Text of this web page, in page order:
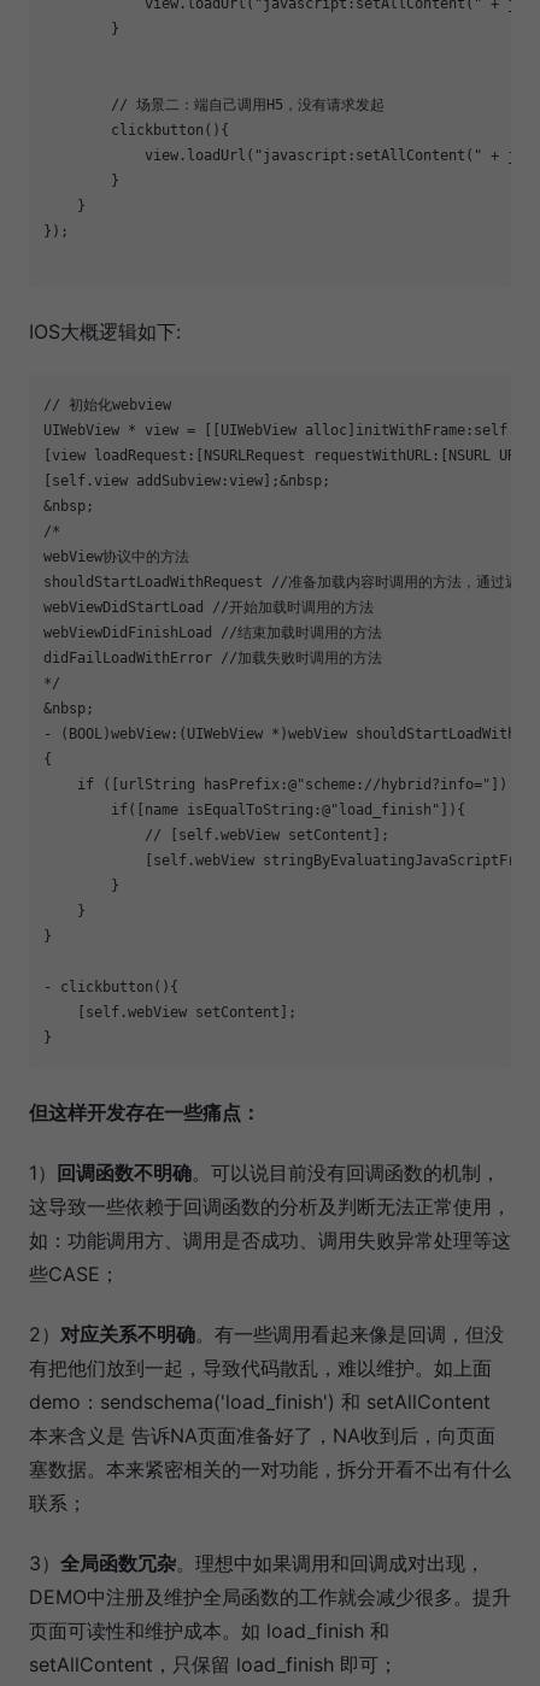
            view.loadUrl(
"javascript:setAllContent("
+
        }
        // 场景二：端自己调用H5，没有请求发起
clickbutton (){
            view.loadUrl(
"javascript:setAllContent("
+
        }
    }
});
IOS大概逻辑如下:
// 初始化webview
UIWebView * view = [[UIWebView
[view loadRequest:[NSURLRequest requestWithURL:[NSURL
[self.view addSubview:view];&nbsp;
&nbsp;
/*
webView协议中的方法
shouldStartLoadWithRequest //准备加载内容时调用的方法，通过返回
webViewDidStartLoad //开始加载时调用的方法
webViewDidFinishLoad //结束加载时调用的方法
didFailLoadWithError //加载失败时调用的方法
*/
&nbsp;
- (BOOL)webView:(UIWebView *)webView
{
if ([urlString hasPrefix:@"scheme://hybrid?info="
]) {
if ([name isEqualToString:@"load_finish"
]){
            // [self.webView
setContent];
[self.webView
        }
    }
}
- clickbutton (){
    [self.webView
setContent];
但这样开发存在一些痛点：
1） 回调函数不明确。可以说目前没有回调函数的机制，
这导致一些依赖于回调函数的分析及判断无法正常使用，
如：功能调用方、调用是否成功、调用失败异常处理等这
些CASE；
2） 对应关系不明确。有一些调用看起来像是回调，但没
有把他们放到一起，导致代码散乱，难以维护。如上面
demo：sendschema('load_finish') 和 setAllContent
本来含义是 告诉NA页面准备好了，NA收到后，向页面
塞数据。本来紧密相关的一对功能，拆分开看不出有什么
联系；
3） 全局函数冗杂。理想中如果调用和回调成对出现，
DEMO中注册及维护全局函数的工作就会减少很多。提升
页面可读性和维护成本。如 load_finish 和
setAllContent，只保留 load_finish 即可；